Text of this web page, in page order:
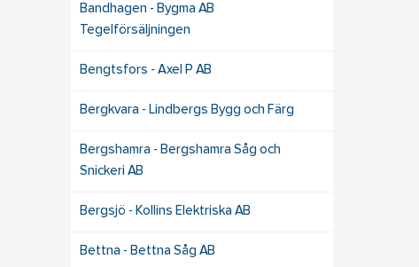
Bandhagen - Bygma AB
Tegelförsäljningen
Bengtsfors - Axel P AB
Bergkvara - Lindbergs Bygg och Färg
Bergshamra - Bergshamra Såg och
Snickeri AB
Bergsjö - Kollins Elektriska AB
Bettna - Bettna Såg AB